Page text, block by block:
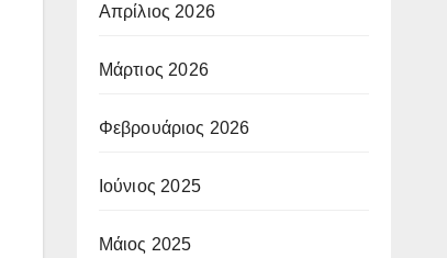
Απρίλιος 2026
Μάρτιος 2026
Φεβρουάριος 2026
Ιούνιος 2025
Μάιος 2025